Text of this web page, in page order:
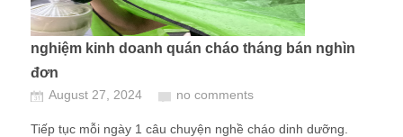
nghiệm kinh doanh quán cháo tháng bán nghìn
đơn
August 27, 2024 no comments
Tiếp tục mỗi ngày 1 câu chuyện nghề cháo dinh dưỡng.